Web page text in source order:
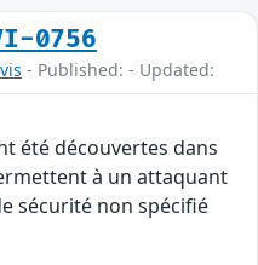
0756
- Published: - Updated:
été découvertes dans
à un attaquant
sécurité non spécifié